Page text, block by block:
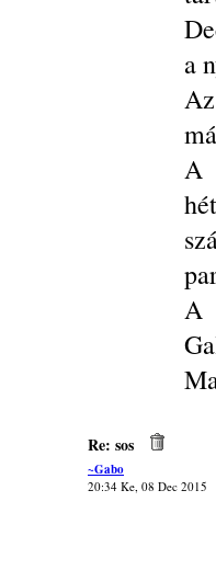
a
A
A
Re: sos
~Gabo
20:34 Ke, 08 Dec 2015